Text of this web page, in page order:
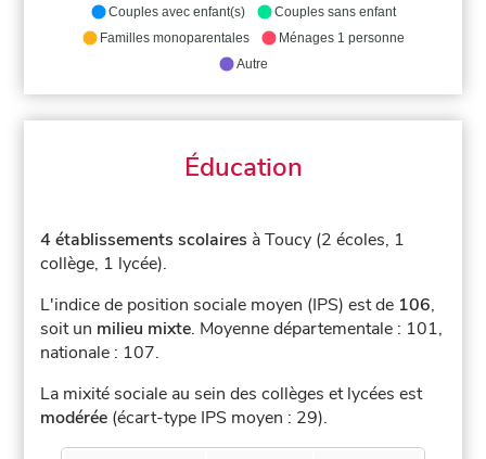
Couples avec enfant(s)
Couples sans enfant
Familles monoparentales
Ménages 1 personne
Autre
Éducation
4 établissements scolaires à Toucy (2 écoles, 1
collège, 1 lycée).
L'indice de position sociale moyen (IPS) est de 106,
soit un milieu mixte. Moyenne départementale : 101,
nationale : 107.
La mixité sociale au sein des collèges et lycées est
modérée (écart-type IPS moyen : 29).